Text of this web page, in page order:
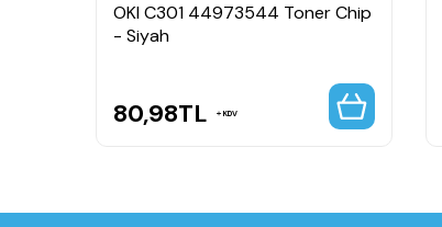
OKI C301 44973544 Toner Chip
- Siyah
80,98TL KDV